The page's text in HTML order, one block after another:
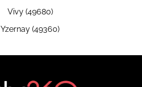
Vivy (49680)
Yzernay (49360)